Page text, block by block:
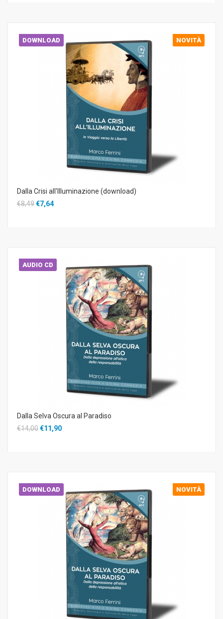
DOWNLOAD NOVITÀ
Dalla Crisi all'Illuminazione (download)
€8,49€7,64
AUDIO CD
Dalla Selva Oscura al Paradiso
€14,00€11,90
DOWNLOAD NOVITÀ